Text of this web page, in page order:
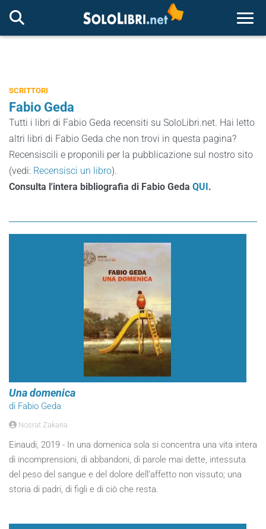
SCRITTORI
Fabio Geda
Tutti i libri di Fabio Geda recensiti su SoloLibri.net. Hai letto
altri libri di Fabio Geda che non trovi in questa pagina?
Recensiscili e proponili per la pubblicazione sul nostro sito
(vedi: Recensisci un libro).
Consulta l'intera bibliografia di Fabio Geda QUI.
Una domenica
di Fabio Geda
Nosrat Zakaria
Einaudi, 2019 - In una domenica sola si concentra una vita intera
di incomprensioni, di abbandoni, di parole mai dette, intessuta
del peso del sangue e del dolore dell’affetto non vissuto; una
storia di padri, di figli e di ciò che resta.